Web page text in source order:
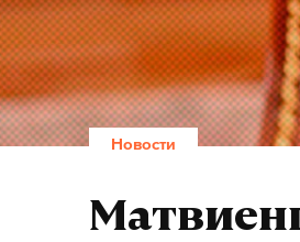
президентом
#германия #владимир
Новости